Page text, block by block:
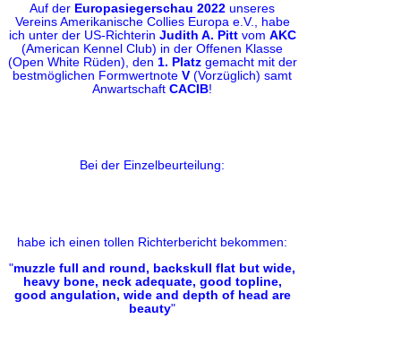
Auf der Europasiegerschau 2022 unseres
Vereins Amerikanische Collies Europa e.V., habe
ich unter der US-Richterin Judith A. Pittvom AKC
(American Kennel Club) in der Offenen Klasse
(Open White Rüden), den 1. Platzgemacht mit der
bestmöglichen Formwertnote V (Vorzüglich) samt
Anwartschaft CACIB!
Bei der Einzelbeurteilung:
habe ich einen tollen Richterbericht bekommen:
"muzzle full and round, backskull flat but wide,
heavy bone, neck adequate, good topline,
good angulation, wide and depth of head are
beauty"